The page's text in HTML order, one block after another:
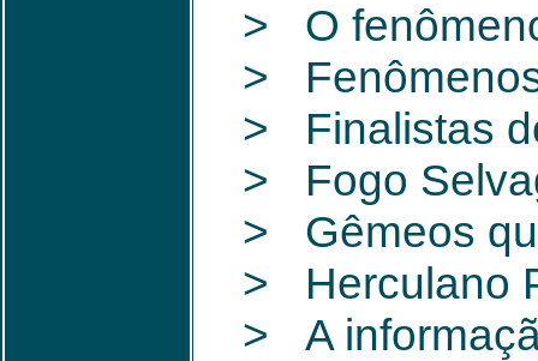
> O
>
> Finalistas
> Fogo
> Gêmeos
> Herculano
> A